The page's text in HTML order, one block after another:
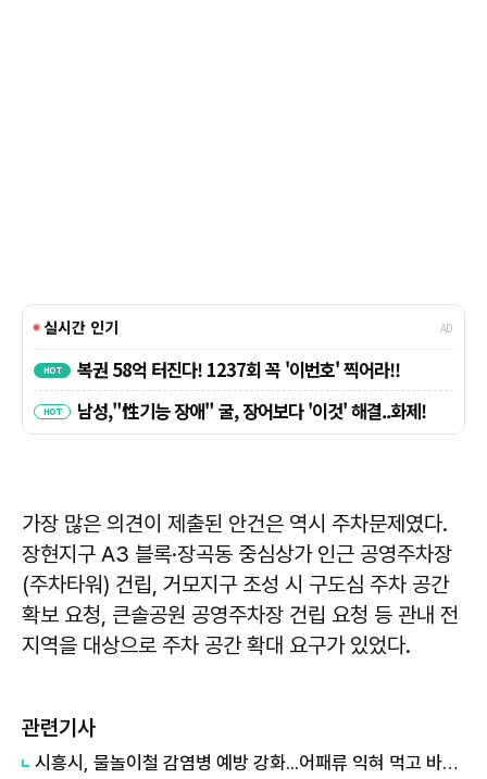
가장 많은 의견이 제출된 안건은 역시 주차문제였다.
장현지구 A3 블록·장곡동 중심상가 인근 공영주차장
(주차타워) 건립, 거모지구 조성 시 구도심 주차 공간
확보 요청, 큰솔공원 공영주차장 건립 요청 등 관내 전
지역을 대상으로 주차 공간 확대 요구가 있었다.
관련기사
시흥시, 물놀이철 감염병 예방 강화...어패류 익혀 먹고 바닷물 상처접촉 피해야